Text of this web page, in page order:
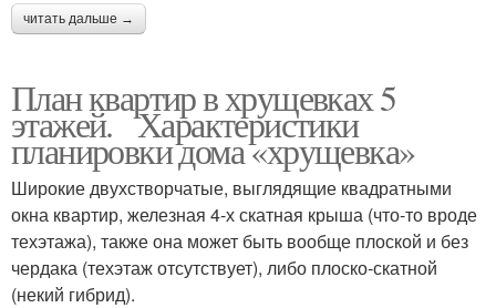
читать дальше →
План квартир в хрущевках 5
этажей. Характеристики
планировки дома «хрущевка»
Широкие двухстворчатые, выглядящие квадратными
окна квартир, железная 4-х скатная крыша (что-то вроде
техэтажа), также она может быть вообще плоской и без
чердака (техэтаж отсутствует), либо плоско-скатной
(некий гибрид).